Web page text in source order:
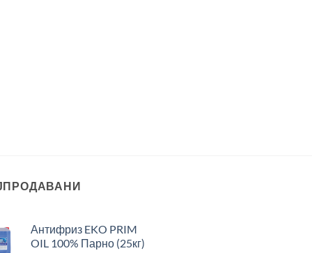
Антифриз EKO PRIM
OIL 100% Парно (25кг)